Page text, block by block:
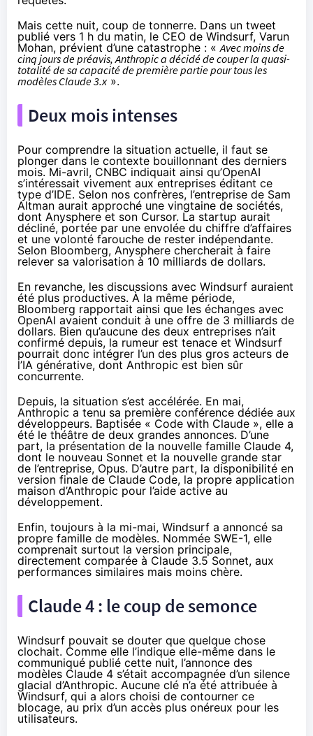
Mais cette nuit, coup de tonnerre. Dans un tweet
publié vers 1 h du matin, le CEO de Windsurf, Varun
Mohan, prévient d’une catastrophe : «Avec moins de
cinq jours de préavis, Anthropic a décidé de couper la quasi-
totalité de sa capacité de première partie pour tous les
modèles Claude 3.x».
Deux mois intenses
Pour comprendre la situation actuelle, il faut se
plonger dans le contexte bouillonnant des derniers
mois. Mi-avril, CNBC indiquait ainsi qu’OpenAI
s’intéressait vivement aux entreprises éditant ce
type d’IDE. Selon nos confrères, l’entreprise de Sam
Altman aurait approché une vingtaine de sociétés,
dont Anysphere et son Cursor. La startup aurait
décliné, portée par une envolée du chiffre d’affaires
et une volonté farouche de rester indépendante.
Selon Bloomberg, Anysphere chercherait à faire
relever sa valorisation à 10 milliards de dollars.
En revanche, les discussions avec Windsurf auraient
été plus productives. À la même période,
Bloomberg rapportait ainsi que les échanges avec
OpenAI avaient conduit à une offre de 3 milliards de
dollars. Bien qu’aucune des deux entreprises n’ait
confirmé depuis, la rumeur est tenace et Windsurf
pourrait donc intégrer l’un des plus gros acteurs de
l’IA générative, dont Anthropic est bien sûr
concurrente.
Depuis, la situation s’est accélérée. En mai,
Anthropic a tenu sa première conférence dédiée aux
développeurs. Baptisée « Code with Claude », elle a
été le théâtre de deux grandes annonces. D’une
part, la présentation de la nouvelle famille Claude 4,
dont le nouveau Sonnet et la nouvelle grande star
de l’entreprise, Opus. D’autre part, la disponibilité en
version finale de Claude Code, la propre application
maison d’Anthropic pour l’aide active au
développement.
Enfin, toujours à la mi-mai, Windsurf a annoncé sa
propre famille de modèles. Nommée SWE-1, elle
comprenait surtout la version principale,
directement comparée à Claude 3.5 Sonnet, aux
performances similaires mais moins chère.
Claude 4 : le coup de semonce
Windsurf pouvait se douter que quelque chose
clochait. Comme elle l’indique elle-même dans le
communiqué publié cette nuit, l’annonce des
modèles Claude 4 s’était accompagnée d’un silence
glacial d’Anthropic. Aucune clé n’a été attribuée à
Windsurf, qui a alors choisi de contourner ce
blocage, au prix d’un accès plus onéreux pour les
utilisateurs.